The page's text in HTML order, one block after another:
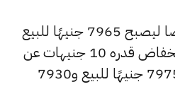
شهد سعر عيار 24 انخفاضًا ليصبح 7965 جنيهًا للبيع
و7920 جنيهًا للشراء، بانخفاض قدره 10 جنيهات عن
السعر السابق الذي بلغ 7975 جنيهًا للبيع و7930